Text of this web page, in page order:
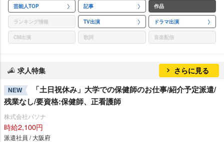
芸能人TOP 記事 作品
ランキング情報 TV出演 ドラマ出演
CM出演 歌詞 音楽配信
求人特集 さらに見る
NEW
「土日祝休み」大学での保健師のお仕事/紹介予定派遣/
残業なし/要資格:保健師、正看護師
株式会社パソナ
時給2,100円
派遣社員 / 大阪府